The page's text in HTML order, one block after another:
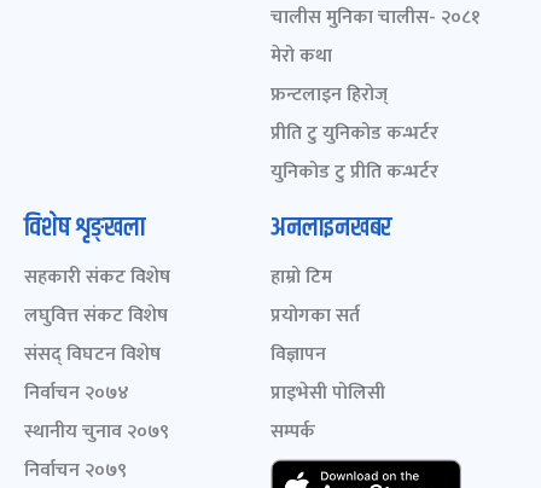
चालीस मुनिका चालीस- २०८१
मेरो कथा
फ्रन्टलाइन हिरोज्
प्रीति टु युनिकोड कन्भर्टर
युनिकोड टु प्रीति कन्भर्टर
विशेष शृङ्खला
सहकारी संकट विशेष
लघुवित्त संकट विशेष
संसद् विघटन विशेष
निर्वाचन २०७४
स्थानीय चुनाव २०७९
निर्वाचन २०७९
अनलाइनखबर
हाम्रो टिम
प्रयोगका सर्त
विज्ञापन
प्राइभेसी पोलिसी
सम्पर्क